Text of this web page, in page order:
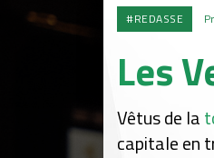
#REDASSE
Les
Vêtus de la
capitale en